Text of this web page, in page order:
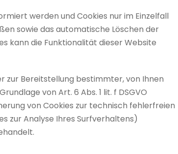
werden und Cookies nur im Einzelfall
sowie das automatische Löschen der
kann die Funktionalität dieser Website
zur Bereitstellung bestimmter, von Ihnen
von Art. 6 Abs. 1 lit. f DSGVO
von Cookies zur technisch fehlerfreien
zur Analyse Ihres Surfverhaltens)